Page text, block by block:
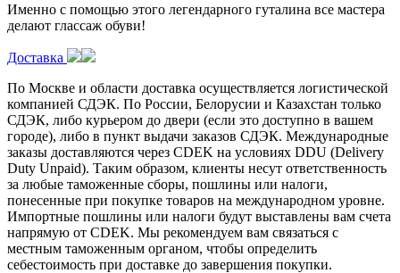
Именно с помощью этого легендарного гуталина все мастера
делают глассаж обуви!
Доставка
По Москве и области доставка осуществляется логистической
компанией СДЭК. По России, Белорусии и Казахстан только
СДЭК, либо курьером до двери (если это доступно в вашем
городе), либо в пункт выдачи заказов СДЭК. Международные
заказы доставляются через CDEK на условиях DDU (Delivery
Duty Unpaid). Таким образом, клиенты несут ответственность
за любые таможенные сборы, пошлины или налоги,
понесенные при покупке товаров на международном уровне.
Импортные пошлины или налоги будут выставлены вам счета
напрямую от CDEK. Мы рекомендуем вам связаться с
местным таможенным органом, чтобы определить
себестоимость при доставке до завершения покупки.